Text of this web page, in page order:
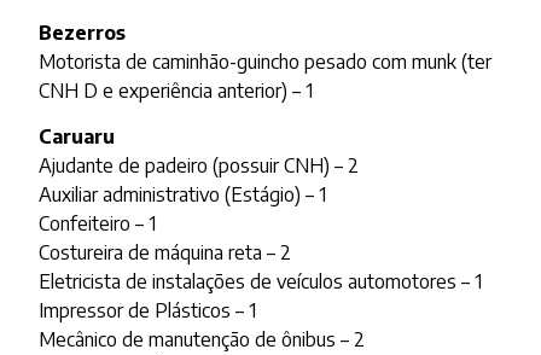
Bezerros
Motorista de caminhão-guincho pesado com munk (ter
CNH D e experiência anterior) – 1
Caruaru
Ajudante de padeiro (possuir CNH) – 2
Auxiliar administrativo (Estágio) – 1
Confeiteiro – 1
Costureira de máquina reta – 2
Eletricista de instalações de veículos automotores – 1
Impressor de Plásticos – 1
Mecânico de manutenção de ônibus – 2